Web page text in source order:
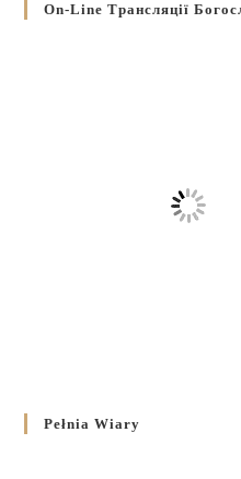
On-Line Трансляції
Pełnia Wiary